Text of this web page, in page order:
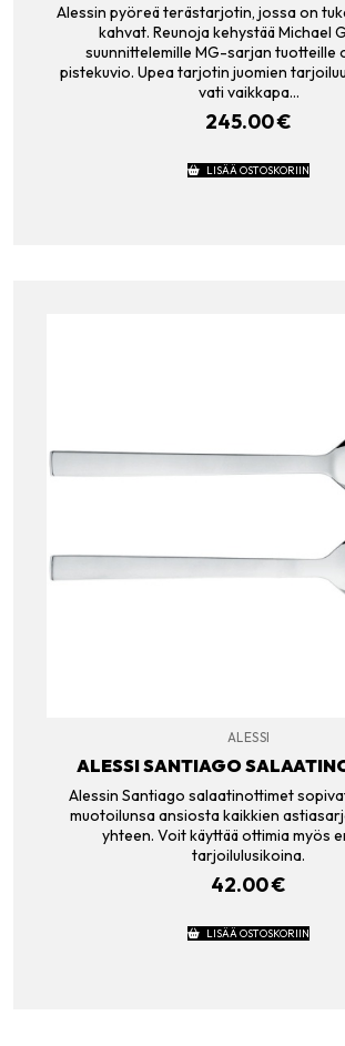
Alessin pyöreä terästarjotin, jossa on
kahvat. Reunoja kehystää Michael
suunnittelemille MG-sarjan tuotteille
pistekuvio. Upea tarjotin juomien
vati vaikkapa…
245.00€
LISÄÄ OSTOSKORIIN
ALESSI
ALESSI SANTIAGO
Alessin Santiago salaatinottimet
muotoilunsa ansiosta kaikkien
yhteen. Voit käyttää ottimia myös
tarjoilulusikoina.
42.00€
LISÄÄ OSTOSKORIIN